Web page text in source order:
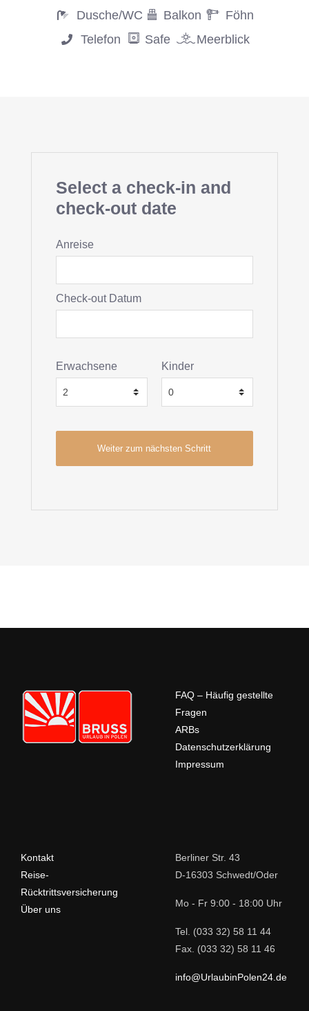
Dusche/WC
Balkon
Föhn
Telefon
Safe Meerblick
Select a check-in and
check-out date
Anreise
Check-out Datum
Erwachsene Kinder
FAQ – Häufig gestellte
Fragen
ARBs
Datenschutzerklärung
Impressum
Kontakt
Reise-
Rücktrittsversicherung
Über uns
Berliner Str. 43
D-16303 Schwedt/Oder
Mo - Fr 9:00 - 18:00 Uhr
Tel. (033 32) 58 11 44
Fax. (033 32) 58 11 46
info@UrlaubinPolen24.de